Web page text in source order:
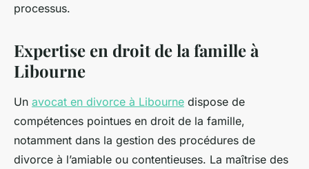
processus.
Expertise en droit de la famille à
Libourne
Un avocat en divorce à Libourne dispose de
compétences pointues en droit de la famille,
notamment dans la gestion des procédures de
divorce à l’amiable ou contentieuses. La maîtrise des